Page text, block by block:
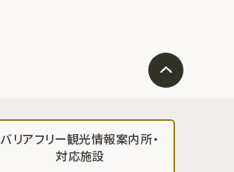
バリアフリー観光情報案内所・
対応施設